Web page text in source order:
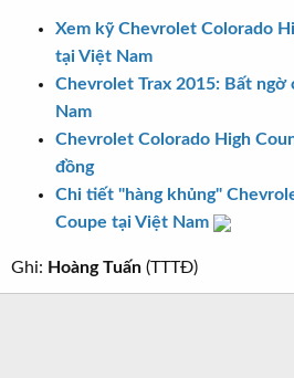
Xem kỹ Chevrolet Colorado
tại Việt Nam
Chevrolet Trax 2015: Bất ngờ
Nam
Chevrolet Colorado High
đồng
Chi tiết "hàng khủng"
Coupe tại Việt Nam
Ghi: Hoàng Tuấn (TTTĐ)